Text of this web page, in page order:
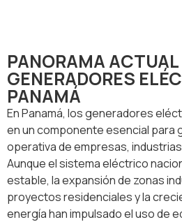
PANORAMA ACTUAL
GENERADORES
PANAMÁ
En Panamá, los generadores
en un componente esencial para
operativa de empresas,
Aunque el sistema eléctrico
estable, la expansión de zonas
proyectos residenciales y la
energía han impulsado el uso de